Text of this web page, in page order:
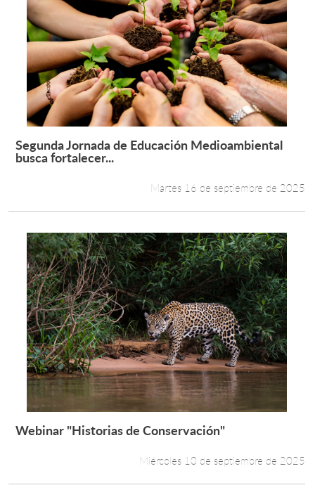
Leer más +
Segunda Jornada de Educación Medioambiental
busca fortalecer...
Martes 16 de septiembre de 2025
Leer más +
Webinar "Historias de Conservación"
Miércoles 10 de septiembre de 2025